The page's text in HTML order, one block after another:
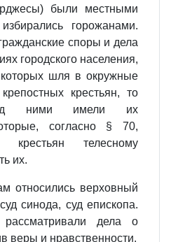
были местными
горожанами.
споры и дела
городского населения,
шля в окружные
крестьян, то
ними имели их
согласно § 70,
крестьян телесному
их.
относились верховный
синода, суд епископа.
дела о
веры и нравственности.